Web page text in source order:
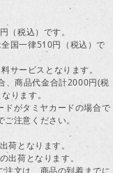
（税込）です。
国一律510円（税込）で
サービスとなります。
、商品代金合計2000円(税
ります。
がタミヤカードの場合で
注意ください。
荷となります。
出荷となります。
注文は、商品の到着までに